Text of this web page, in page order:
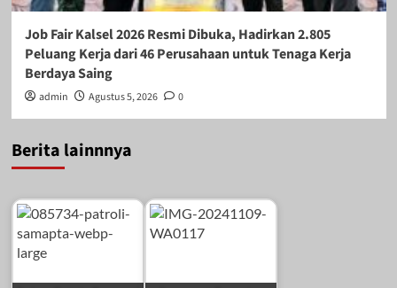
Job Fair Kalsel 2026 Resmi Dibuka, Hadirkan 2.805
Peluang Kerja dari 46 Perusahaan untuk Tenaga Kerja
Berdaya Saing
admin Agustus 5, 2026 0
Berita lainnnya